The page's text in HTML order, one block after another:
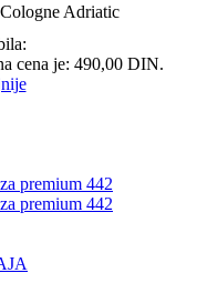
Adriatic
cena je: 490,00 DIN.